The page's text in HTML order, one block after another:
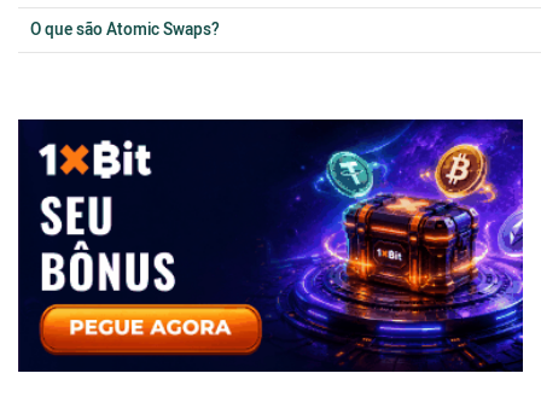
O que são Atomic Swaps?